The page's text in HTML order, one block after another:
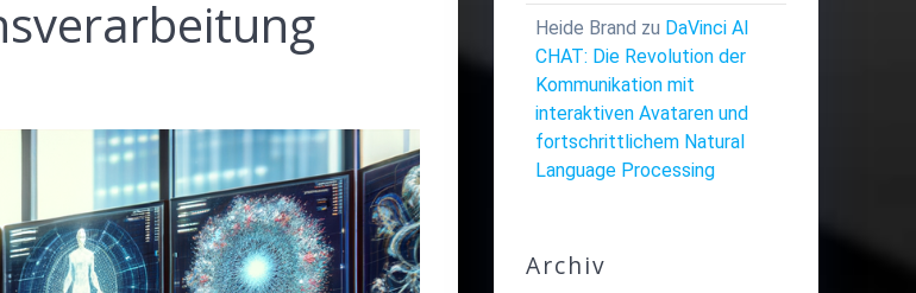
Heide Brand zu DaVinci AI
CHAT: Die Revolution der
Kommunikation mit
interaktiven Avataren und
fortschrittlichem Natural
Language Processing
Archiv